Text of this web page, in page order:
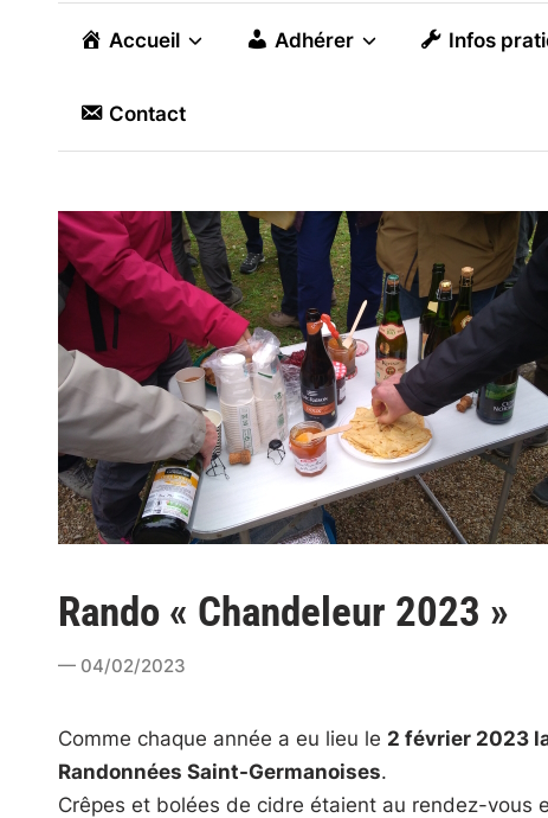
Accueil Adhérer Infos
Contact
Rando « Chandeleur 2023 »
04/02/2023
Comme chaque année a eu lieu le 2 février 2023
Randonnées Saint-Germanoises.
Crêpes et bolées de cidre étaient au rendez-vous